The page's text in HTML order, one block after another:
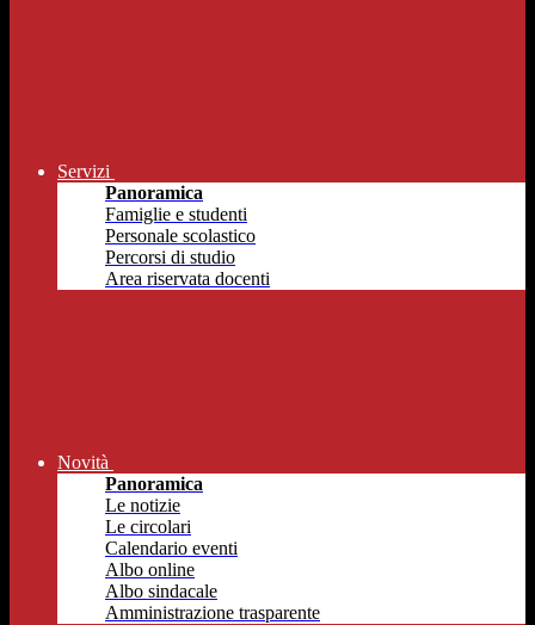
Servizi
Panoramica
Famiglie e studenti
Personale scolastico
Percorsi di studio
Area riservata docenti
Novità
Panoramica
Le notizie
Le circolari
Calendario eventi
Albo online
Albo sindacale
Amministrazione trasparente